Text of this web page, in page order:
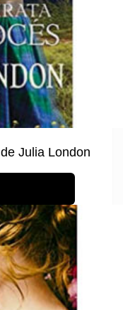
de Julia London